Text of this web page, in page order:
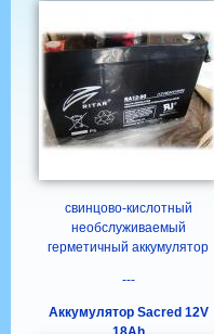
свинцово-кислотный
необслуживаемый
герметичный аккумулятор
---
Аккумулятор Sacred 12V